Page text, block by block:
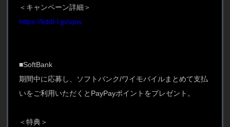
＜キャンペーン詳細＞
https://kddi-l.jp/upw
■SoftBank
期間中に応募し、ソフトバンク/ワイモバイルまとめて支払
いをご利用いただくとPayPayポイントをプレゼント。
＜特典＞